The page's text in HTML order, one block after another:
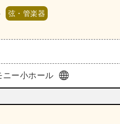
弦・管楽器
ニー小ホール